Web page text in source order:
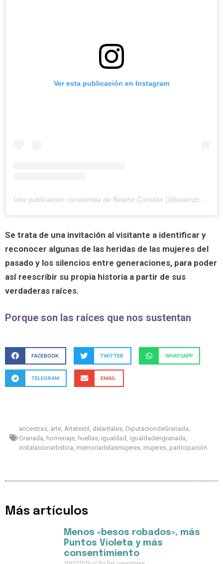
Ver esta publicación en Instagram
Una publicación compartida de Beatriz Constán (@beatrizconstan_textiles)
Se trata de una invitación al visitante a identificar y
reconocer algunas de las heridas de las mujeres del
pasado y los silencios entre generaciones, para poder
así reescribir su propia historia a partir de sus
verdaderas raíces.
Porque son las raíces que nos sustentan
FACEBOOK TWITTER WHATSAPP
TELEGRAM EMAIL
ancestras, arte, Artetextil delantales, DiputaciondeGranada
Granada homenaje, huellas, igualdad igualdadengranada
instalacionartistica memoriadelasmujeres, mujeres, participación
Más artículos
Menos «besos robados», más
Puntos Violeta y más
consentimiento